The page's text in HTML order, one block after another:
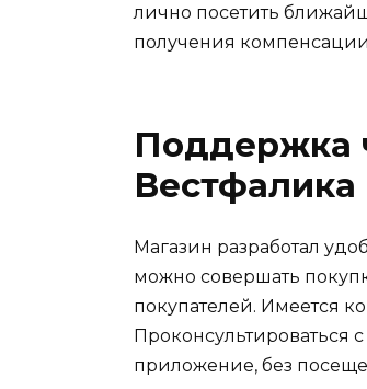
лично посетить
получения
Поддержка
Вестфалика
Магазин разработал
можно совершать
покупателей. Имеется
Проконсультироваться
приложение, без